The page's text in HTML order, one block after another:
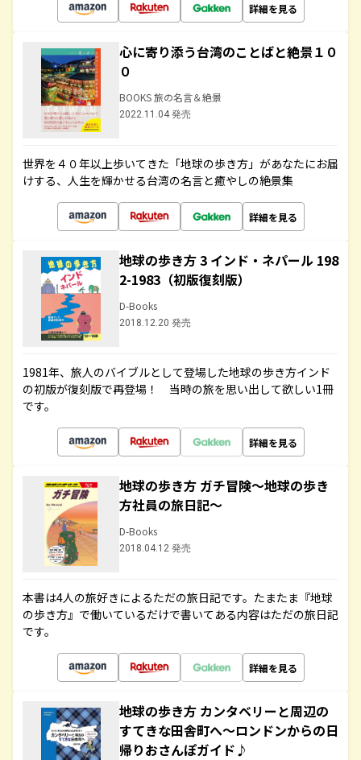
詳細を見る
心に寄り添う台湾のことばと絶景１０
０
BOOKS 旅の名言＆絶景
2022.11.04 発売
世界を４０年以上歩いてきた「地球の歩き方」があなたにお届
けする、人生を輝かせる台湾の名言と癒やしの絶景集
詳細を見る
地球の歩き方 3 インド・ネパール 198
2-1983（初版復刻版）
D-Books
2018.12.20 発売
1981年、旅人のバイブルとして登場した地球の歩き方インド
の初版が復刻版で再登場！ 当時の旅を思い出して欲しい1冊
です。
詳細を見る
地球の歩き方 ガチ冒険～地球の歩き
方社員の旅日記～
D-Books
2018.04.12 発売
本書は4人の旅好きによるただの旅日記です。たまたま『地球
の歩き方』で働いているだけで書いてある内容はただの旅日記
です。
詳細を見る
地球の歩き方 カンタベリーと周辺の
すてきな田舎町へ～ロンドンからの日
帰りおさんぽガイド♪